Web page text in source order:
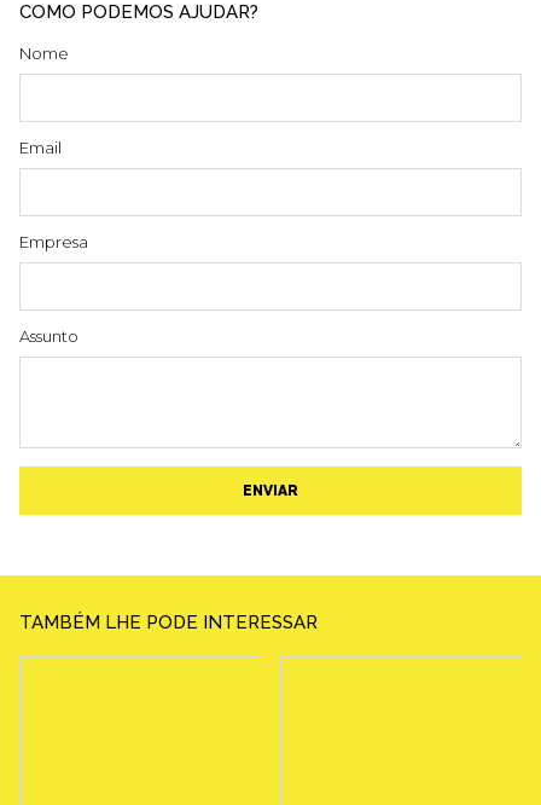
COMO PODEMOS AJUDAR?
Nome
Email
Empresa
Assunto
ENVIAR
TAMBÉM LHE PODE INTERESSAR